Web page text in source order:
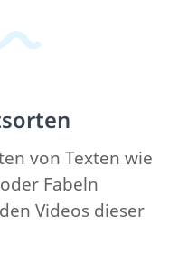
von Texten wie
Fabeln
Videos dieser